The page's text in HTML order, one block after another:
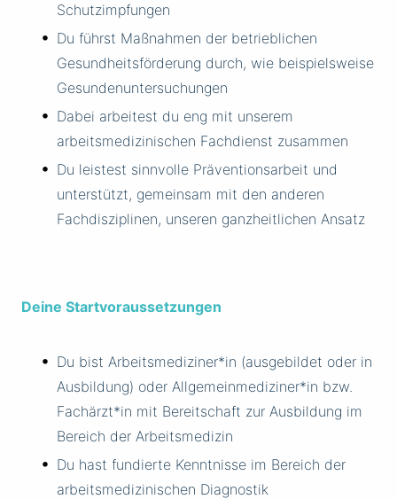
Schutzimpfungen
Du führst Maßnahmen der betrieblichen
Gesundheitsförderung durch, wie beispielsweise
Gesundenuntersuchungen
Dabei arbeitest du eng mit unserem
arbeitsmedizinischen Fachdienst zusammen
Du leistest sinnvolle Präventionsarbeit und
unterstützt, gemeinsam mit den anderen
Fachdisziplinen, unseren ganzheitlichen Ansatz
Deine Startvoraussetzungen
Du bist Arbeitsmediziner*in (ausgebildet oder in
Ausbildung) oder Allgemeinmediziner*in bzw.
Fachärzt*in mit Bereitschaft zur Ausbildung im
Bereich der Arbeitsmedizin
Du hast fundierte Kenntnisse im Bereich der
arbeitsmedizinischen Diagnostik